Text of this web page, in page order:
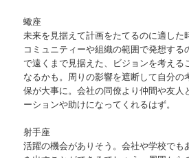
蠍座
未来を見据えて計画をたてるのに適した
コミュニティーや組織の範囲で発想する
で遠くまで見据えた、ビジョンを考える
なるかも。周りの影響を遮断して自分の
保が大事に。会社の同僚より仲間や友人
ーションや助けになってくれるはず。
射手座
活躍の機会がありそう。会社や学校でも